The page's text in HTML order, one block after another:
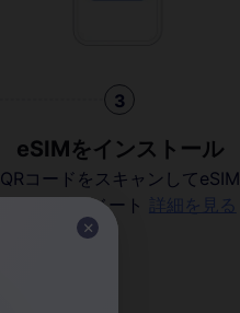
3
eSIMをインストール
QRコードをスキャンしてeSIM
をアクティベート
詳細を見る